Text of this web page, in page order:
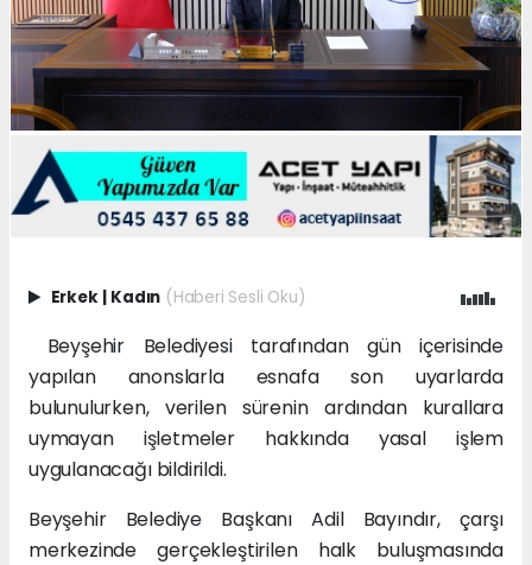
Erkek | Kadın (Haberi Sesli Oku)
Beyşehir Belediyesi tarafından gün içerisinde
yapılan anonslarla esnafa son uyarlarda
bulunulurken, verilen sürenin ardından kurallara
uymayan işletmeler hakkında yasal işlem
uygulanacağı bildirildi.
Beyşehir Belediye Başkanı Adil Bayındır, çarşı
merkezinde gerçekleştirilen halk buluşmasında